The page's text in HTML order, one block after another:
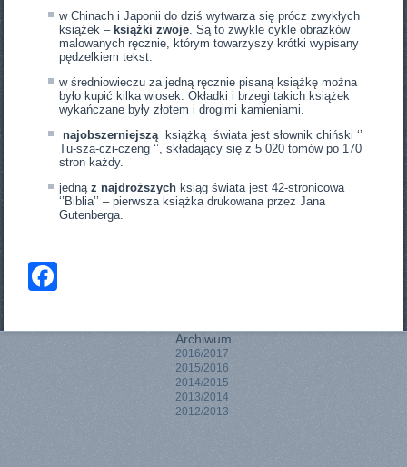
w Chinach i Japonii do dziś wytwarza się prócz zwykłych
książek – książki zwoje . Są to zwykle cykle obrazków
malowanych ręcznie, którym towarzyszy krótki wypisany
pędzelkiem tekst.
w średniowieczu za jedną ręcznie pisaną książkę można
było kupić kilka wiosek. Okładki i brzegi takich książek
wykańczane były złotem i drogimi kamieniami.
najobszerniejszą książką świata jest słownik chiński ‘’
Tu-sza-czi-czeng ‘’, składający się z 5 020 tomów po 170
stron każdy.
jednąz najdroższych ksiąg świata jest 42-stronicowa
‘’Biblia’’ – pierwsza książka drukowana przez Jana
Gutenberga.
Archiwum
2016/2017
2015/2016
2014/2015
2013/2014
2012/2013